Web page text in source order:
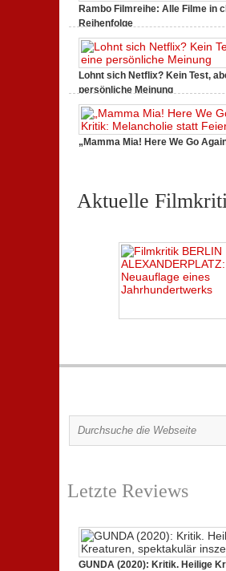
Rambo Filmreihe: Alle Filme in
Reihenfolge
Lohnt sich Netflix? Kein Test,
persönliche Meinung
„Mamma Mia! Here We Go
Aktuelle
Letzte Reviews
GUNDA (2020): Kritik. Heilige